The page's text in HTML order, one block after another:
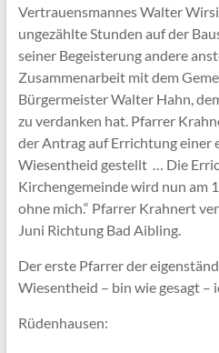
Vertrauensmannes Walter
ungezählte Stunden auf der
seiner Begeisterung andere
Zusammenarbeit mit dem
Bürgermeister Walter Hahn,
zu verdanken hat. Pfarrer
der Antrag auf Errichtung einer
Wiesentheid gestellt … Die
Kirchengemeinde wird nun am
ohne mich.“ Pfarrer Krahnert
Juni Richtung Bad Aibling.
Der erste Pfarrer der
Wiesentheid – bin wie gesagt –
Rüdenhausen: